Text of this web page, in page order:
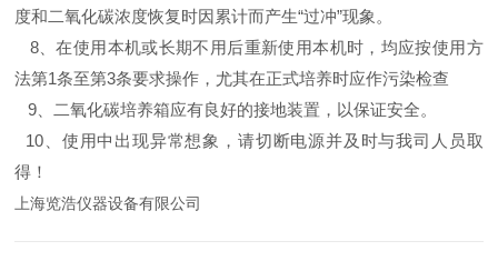
度和二氧化碳浓度恢复时因累计而产生“过冲”现象。
8、在使用本机或长期不用后重新使用本机时，均应按使用方
法第1条至第3条要求操作，尤其在正式培养时应作污染检查
9 、二氧化碳培养箱应有良好的接地装置，以保证安全。
10
使用中出现异常想象，请切断电源并及时与我司 人员取
得！
上海览浩仪器设备有限公司